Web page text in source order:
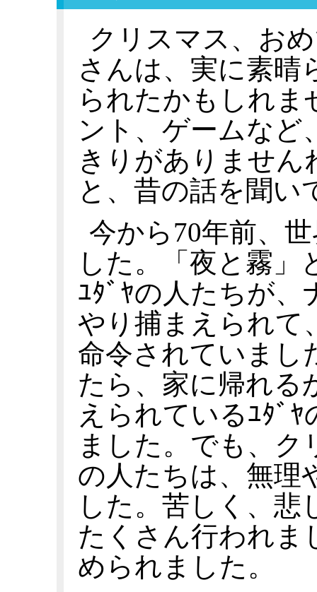
クリスマス、お
さんは、実に素晴
られたかもしれ
ント、ゲームなど
きりがありません
と、昔の話を聞い
今から70年前、
した。「夜と霧」
ﾕﾀﾞﾔの人たちが
やり捕まえられて
命令されていまし
たら、家に帰れる
えられているﾕﾀﾞ
ました。でも、ク
の人たちは、無理
した。苦しく、悲
たくさん行われま
められました。